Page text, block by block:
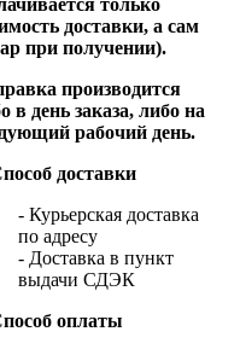
доставки, а сам
при получении).
производится
в день заказа, либо на
рабочий день.
доставки
- Курьерская доставка
по адресу
- Доставка в пункт
выдачи СДЭК
оплаты